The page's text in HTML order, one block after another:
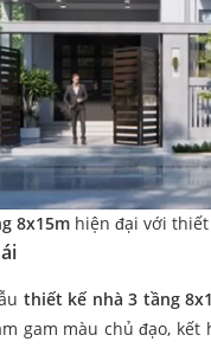
8x15mhiện đại với thiết
thiết kế nhà 3 tầng
gam màu chủ đạo,